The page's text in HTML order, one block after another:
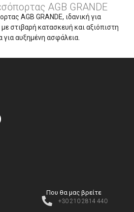
AGB GRANDE
AGB GRANDE, ιδανική για
στιβαρή κατασκευή και αξιόπιστη
για αυξημένη ασφάλεια.
Που θα μας βρείτε
+30 210 2814 440